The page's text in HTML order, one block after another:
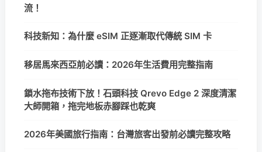
流！
科技新知：為什麼 eSIM 正逐漸取代傳統 SIM 卡
移居馬來西亞前必讀：2026年生活費用完整指南
鎖水拖布技術下放！石頭科技 Qrevo Edge 2 深度清潔
大師開箱，拖完地板赤腳踩也乾爽
2026年美國旅行指南：台灣旅客出發前必讀完整攻略